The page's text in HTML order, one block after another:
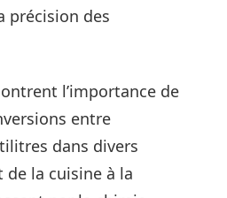
précision des
l’importance de
entre
dans divers
la cuisine à la